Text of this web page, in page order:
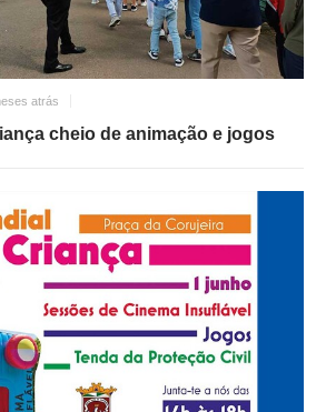
atrás
cheio de animação e jogos